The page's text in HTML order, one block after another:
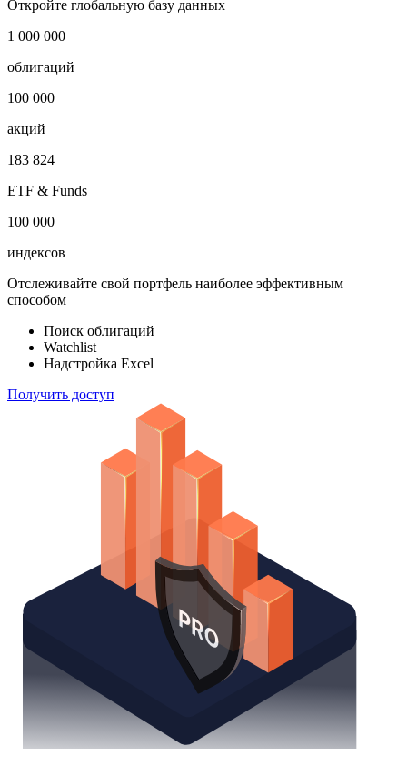
Откройте глобальную базу данных
1 000 000
облигаций
100 000
акций
183 824
ETF & Funds
100 000
индексов
Отслеживайте свой портфель наиболее эффективным
способом
Поиск облигаций
Watchlist
Надстройка Excel
Получить доступ